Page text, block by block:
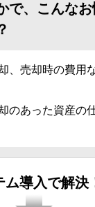
で、こんな
、売却時の費用
のあった資産の
ム導入で解決